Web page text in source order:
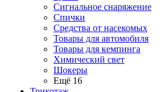
Сигнальное снаряжение
Спички
Средства от насекомых
Товары для автомобиля
Товары для кемпинга
Химический свет
Шокеры
Ещё 16